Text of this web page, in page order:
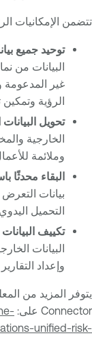
تتضمن الإمكانيات
توحيد جميع
البيانات من
غير المدعومة
الرؤية
تحويل
الخارجية
وملائمة
البقاء محدثًا
بيانات
التحميل
تكييف
البيانات
وإعداد
Connector على:
unified-risk-